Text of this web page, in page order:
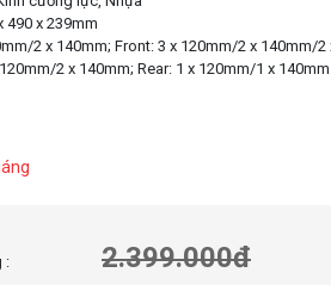
490 x 239mm
2 x 140mm; Front: 3 x 120mm/2 x 140mm/
2 x 140mm; Rear: 1 x 120mm/1 x 140mm
Mini-ITX, Micro-ATX, ATX, E-ATX (305mm x
: 2.399.000đ